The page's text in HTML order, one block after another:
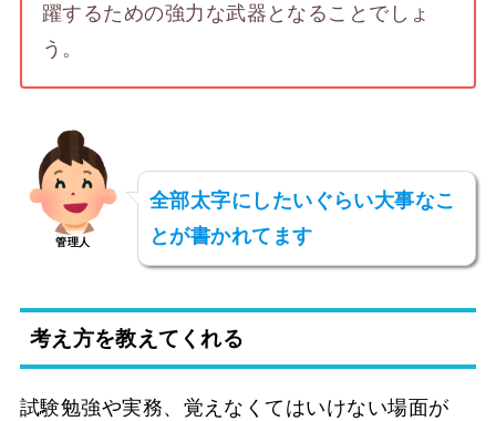
躍するための強力な武器となることでしょ
う。
管理人
全部太字にしたいぐらい大事なこ
とが書かれてます
考え方を教えてくれる
試験勉強や実務、覚えなくてはいけない場面が